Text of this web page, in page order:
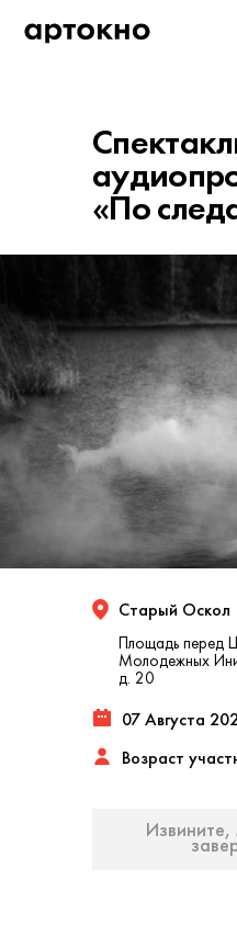
«По
Старый Оскол
Площадь перед
Молодежных
д. 20
07 Августа
Возраст